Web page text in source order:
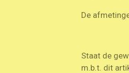
De
Staat de
m.b.t. dit